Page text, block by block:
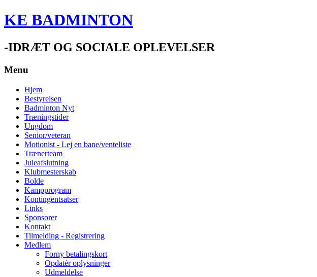
KE BADMINTON
-IDRÆT OG SOCIALE OPLEVELSER
Menu
Hjem
Bestyrelsen
Badminton Nyt
Træningstider
Ungdom
Senior/veteran
Motionist - Lej en bane/venteliste
Trænerteam
Juleafslutning
Klubmesterskab
Bolde
Kampprogram
Kontingentsatser
Links
Sponsorer
Kontakt
Tilmelding - Registrering
Medlem
Forny betalingskort
Opdatér oplysninger
Udmeldelse